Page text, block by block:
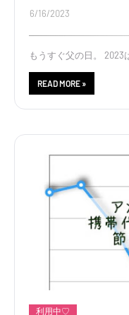
6/16/2023
もうすぐ父の日。 2023
READ MORE »
利用中♡